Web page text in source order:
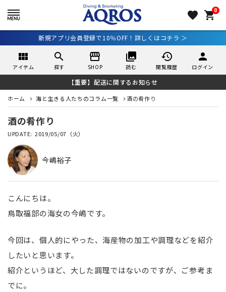
favorite 0
shopping_cart
新規アプリ会員登録で10％OFF！詳しくはコチラ ＞
view_module
アイテム
search
探す
storefront
SHOP
collections
読む
history
閲覧履歴
person
ログイン
【重要】配送に関するお知らせ
ホーム 海と生きる人たちのコラム一覧 酒の肴作り
酒の肴作り
2019/05/07（火）
今嶋裕子
こんにちは。
鳥取福部の海女の今嶋です。
今回は、個人的にやった、海産物の加工や調理などを紹介
したいと思います。
紹介というほど、大した調理ではないのですが、ご参考ま
でに。